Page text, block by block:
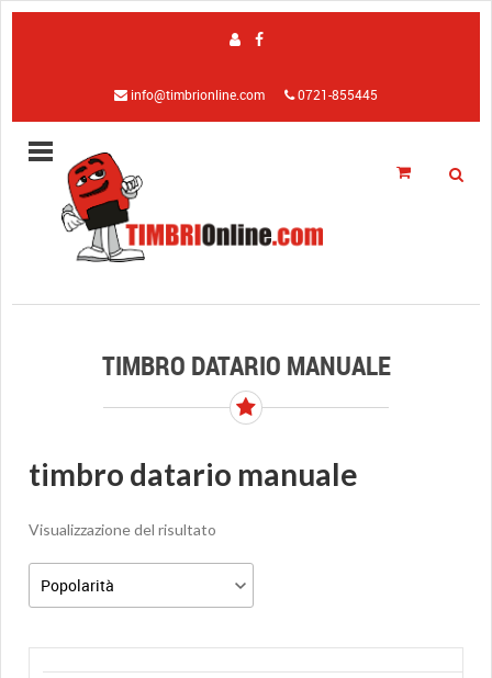
info@timbrionline.com 0721-855445
TIMBRO DATARIO MANUALE
timbro datario manuale
Visualizzazione del risultato